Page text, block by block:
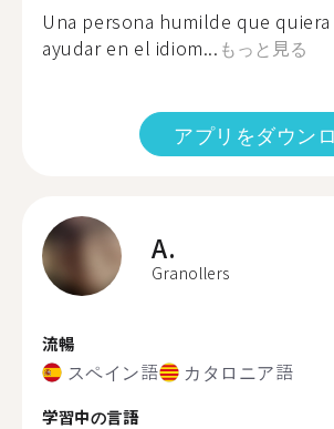
Una persona humilde que
ayudar en el idiom... もっと見る
アプリをダウン
A.
Granollers
流暢
スペイン語 カタロニア語
学習中の言語